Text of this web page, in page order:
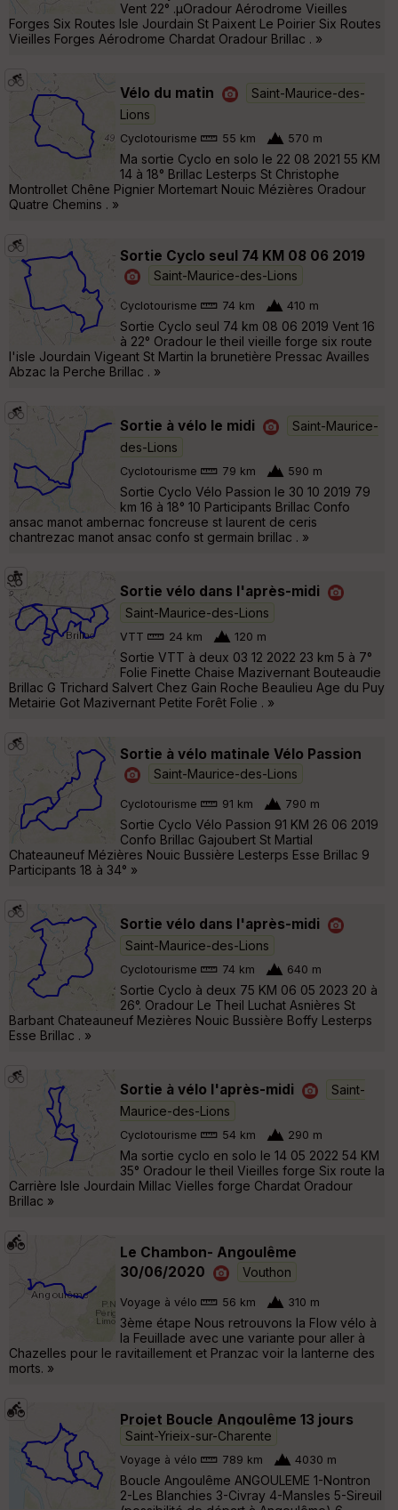
Vent 22° .µOradour Aérodrome Vieilles
Forges Six Routes Isle Jourdain St Paixent Le Poirier Six Routes
Vieilles Forges Aérodrome Chardat Oradour Brillac . »
Vélo du matin
Saint-Maurice-des-
Lions
Cyclotourisme 55 km 570 m
Ma sortie Cyclo en solo le 22 08 2021 55 KM
14 à 18° Brillac Lesterps St Christophe
Montrollet Chêne Pignier Mortemart Nouic Mézières Oradour
Quatre Chemins . »
Sortie Cyclo seul 74 KM 08 06 2019
Saint-Maurice-des-Lions
Cyclotourisme 74 km 410 m
Sortie Cyclo seul 74 km 08 06 2019 Vent 16
à 22° Oradour le theil vieille forge six route
l'isle Jourdain Vigeant St Martin la brunetière Pressac Availles
Abzac la Perche Brillac . »
Sortie à vélo le midi
Saint-Maurice-
des-Lions
Cyclotourisme 79 km 590 m
Sortie Cyclo Vélo Passion le 30 10 2019 79
km 16 à 18° 10 Participants Brillac Confo
ansac manot ambernac foncreuse st laurent de ceris
chantrezac manot ansac confo st germain brillac . »
Sortie vélo dans l'après-midi
Saint-Maurice-des-Lions
VTT 24 km 120 m
Sortie VTT à deux 03 12 2022 23 km 5 à 7°
Folie Finette Chaise Mazivernant Bouteaudie
Brillac G Trichard Salvert Chez Gain Roche Beaulieu Age du Puy
Metairie Got Mazivernant Petite Forêt Folie . »
Sortie à vélo matinale Vélo Passion
Saint-Maurice-des-Lions
Cyclotourisme 91 km 790 m
Sortie Cyclo Vélo Passion 91 KM 26 06 2019
Confo Brillac Gajoubert St Martial
Chateauneuf Mézières Nouic Bussière Lesterps Esse Brillac 9
Participants 18 à 34° »
Sortie vélo dans l'après-midi
Saint-Maurice-des-Lions
Cyclotourisme 74 km 640 m
Sortie Cyclo à deux 75 KM 06 05 2023 20 à
26°. Oradour Le Theil Luchat Asnières St
Barbant Chateauneuf Mezières Nouic Bussière Boffy Lesterps
Esse Brillac . »
Sortie à vélo l'après-midi
Saint-
Maurice-des-Lions
Cyclotourisme 54 km 290 m
Ma sortie cyclo en solo le 14 05 2022 54 KM
35° Oradour le theil Vieilles forge Six route la
Carrière Isle Jourdain Millac Vielles forge Chardat Oradour
Brillac »
Le Chambon- Angoulême
30/06/2020
Vouthon
Voyage à vélo 56 km 310 m
3ème étape Nous retrouvons la Flow vélo à
la Feuillade avec une variante pour aller à
Chazelles pour le ravitaillement et Pranzac voir la lanterne des
morts. »
Projet Boucle Angoulême 13 jours
Saint-Yrieix-sur-Charente
Voyage à vélo 789 km 4030 m
Boucle Angoulême ANGOULEME 1-Nontron
2-Les Blanchies 3-Civray 4-Mansles 5-Sireuil